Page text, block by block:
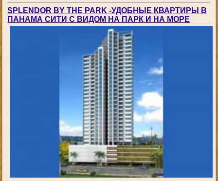
SPLENDOR BY THE PARK -УДОБНЫЕ КВАРТИРЫ В
ПАНАМА СИТИ С ВИДОМ НА ПАРК И НА МОРЕ